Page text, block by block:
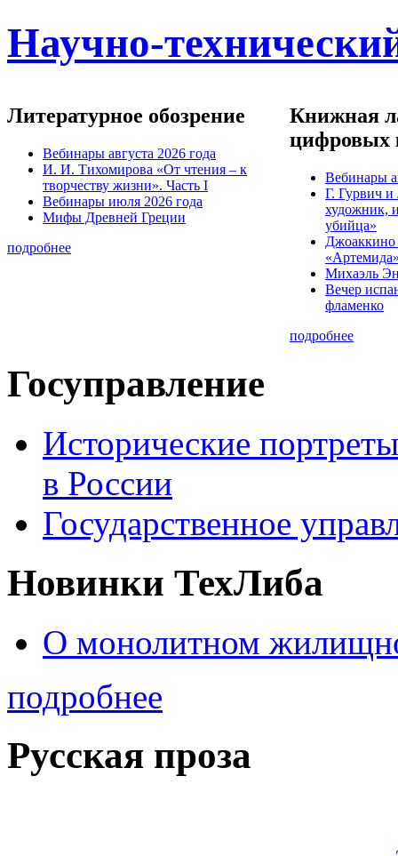
Научно-
Литературное обозрение
Вебинары августа 2026 года
И. И. Тихомирова «От чтения – к
творчеству жизни». Часть I
Вебинары июля 2026 года
Мифы Древней Греции
подробнее
Книжная
цифровых
Вебинары
Г. Гурвич
художник,
убийца»
Михаэль
Вечер
фламенко
подробнее
Госуправление
Исторические
в России
Государственное
Новинки ТехЛиба
О монолитном
подробнее
Русская проза